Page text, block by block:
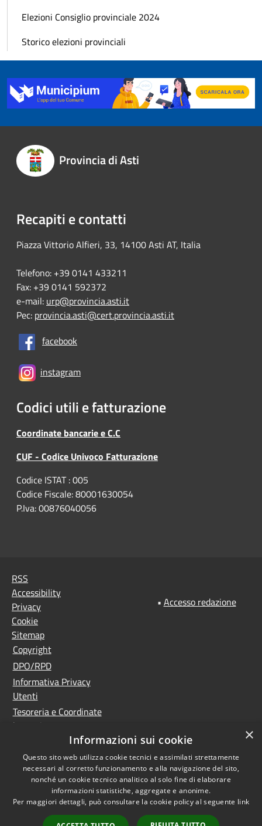
Elezioni Consiglio provinciale 2024
Storico elezioni provinciali
Provincia di Asti
Recapiti e contatti
Piazza Vittorio Alfieri, 33, 14100 Asti AT, Italia
Telefono: +39 0141 433211
Fax: +39 0141 592372
e-mail: urp@provincia.asti.it
Pec: provincia.asti@cert.provincia.asti.it
facebook
instagram
Codici utili e fatturazione
Coordinate bancarie e C.C
CUF - Codice Univoco Fatturazione
Codice ISTAT : 005
Codice Fiscale: 80001630054
P.Iva: 00876040056
RSS
Accessibility
Privacy
Cookie
Sitemap
Copyright
DPO/RPD
Informativa Privacy
Utenti
Tesoreria e Coordinate
bancarie
Controlla la tua posta
PNRR (Piano Nazionale
di Ripresa e Resilienza)
Meccanismo di feedback
Whistleblowing
Dichiarazione di
• Accesso redazione
×
Informazioni sui cookie
Questo sito web utilizza cookie tecnici e assimilati strettamente
necessari al corretto funzionamento e alla navigazione del sito,
nonché un cookie tecnico analitico al solo fine di elaborare
informazioni statistiche, aggregate e anonime.
Per maggiori dettagli, può consultare la cookie policy al seguente link